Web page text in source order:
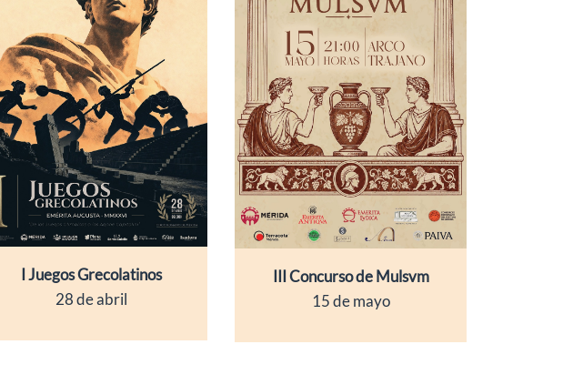
I Juegos Grecolatinos
28 de abril
III Concurso de Mulsvm
15 de mayo